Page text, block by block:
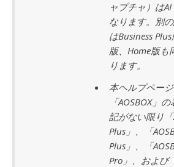
ャプチャ）は
なります。別
はBusiness
版、Home版も
ります。
本ヘルプペー
「AOSBOX」
記がない限り「
Plus」、「
Plus」、「
Pro」、および